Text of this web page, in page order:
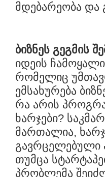
მდებარეობა და
ბიზნეს გეგმის
იდეის
რომელიც
ემსახურება
რა არის
ხარჯები?
მართალია,
გავრცელებული
თუმცა
პრობლემა